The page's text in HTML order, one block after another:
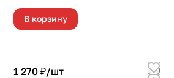
В корзину
1 270 ₽/шт